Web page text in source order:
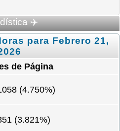
✈️
para Febrero 21,
de Página
(4.750%)
(3.821%)